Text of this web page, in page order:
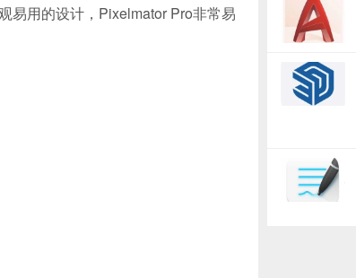
易用的设计，Pixelmator Pro非常易